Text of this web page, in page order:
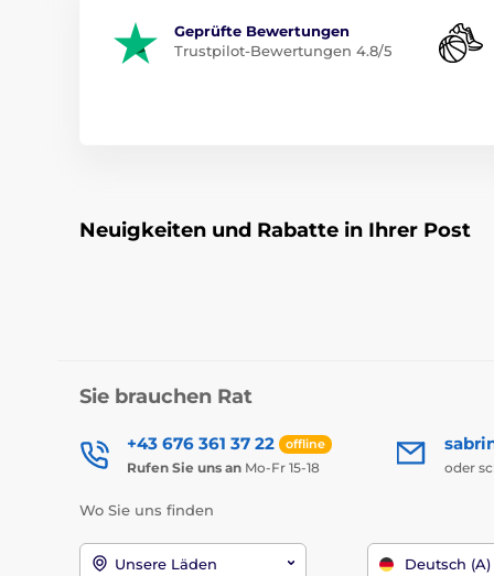
Geprüfte Bewertungen
Trustpilot-Bewertungen 4.8/5
Neuigkeiten und Rabatte in Ihrer Post
Sie brauchen Rat
+43 676 361 37 22 offline
Rufen Sie uns an Mo-Fr 15-18 oder
Wo Sie uns finden
Unsere Läden Deutsch (A)